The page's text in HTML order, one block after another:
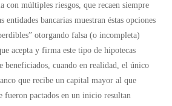
con múltiples riesgos, que recaen siempre
entidades bancarias muestran éstas opciones
otorgando falsa (o incompleta)
acepta y firma este tipo de hipotecas
beneficiados, cuando en realidad, el único
que recibe un capital mayor al que
fueron pactados en un inicio resultan